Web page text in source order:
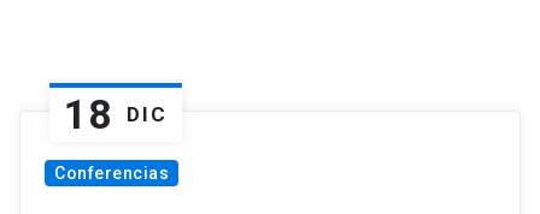
18 DIC
Conferencias